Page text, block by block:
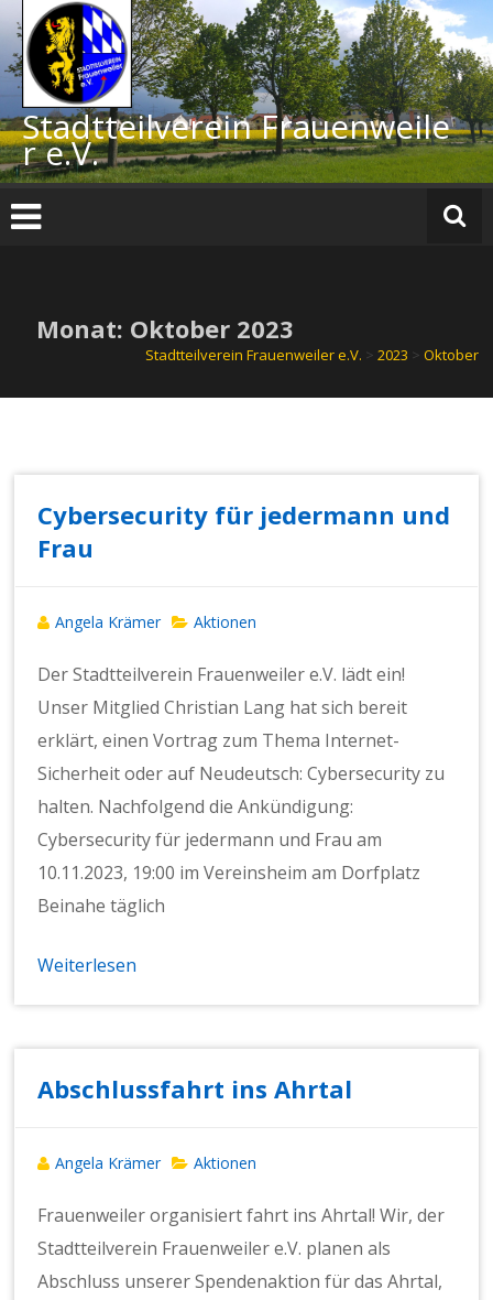
Inhalt
springen
Stadtteilverein Frauenweile
r e.V.
Monat: Oktober 2023
Stadtteilverein Frauenweiler e.V. > 2023 > Oktober
Cybersecurity für jedermann und
Frau
Angela Krämer Aktionen
Der Stadtteilverein Frauenweiler e.V. lädt ein!
Unser Mitglied Christian Lang hat sich bereit
erklärt, einen Vortrag zum Thema Internet-
Sicherheit oder auf Neudeutsch: Cybersecurity zu
halten. Nachfolgend die Ankündigung:
Cybersecurity für jedermann und Frau am
10.11.2023, 19:00 im Vereinsheim am Dorfplatz
Beinahe täglich
Weiterlesen
Abschlussfahrt ins Ahrtal
Angela Krämer Aktionen
Frauenweiler organisiert fahrt ins Ahrtal! Wir, der
Stadtteilverein Frauenweiler e.V. planen als
Abschluss unserer Spendenaktion für das Ahrtal,